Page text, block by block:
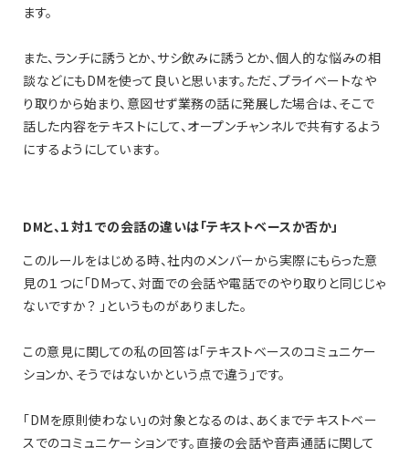
ます。
また、ランチに誘うとか、サシ飲みに誘うとか、個人的な悩みの相
談などにもDMを使って良いと思います。ただ、プライベートなや
り取りから始まり、意図せず業務の話に発展した場合は、そこで
話した内容をテキストにして、オープンチャンネルで共有するよう
にするようにしています。
DMと、１対１での会話の違いは「テキストベースか否か」
このルールをはじめる時、社内のメンバーから実際にもらった意
見の１つに「DMって、対面での会話や電話でのやり取りと同じじゃ
ないですか？ 」というものがありました。
この意見に関しての私の回答は「テキストベースのコミュニケー
ションか、そうではないかという点で違う」です。
「DMを原則使わない」の対象となるのは、あくまでテキストベー
スでのコミュニケーションです。直接の会話や音声通話に関して